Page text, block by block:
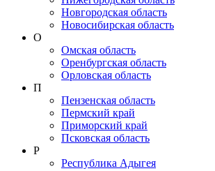
Новгородская область
Новосибирская область
О
Омская область
Оренбургская область
Орловская область
П
Пензенская область
Пермский край
Приморский край
Псковская область
Р
Республика Адыгея